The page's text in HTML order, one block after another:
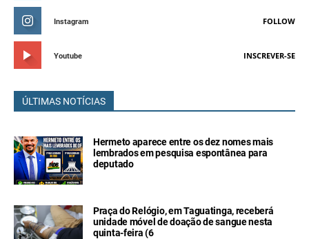
Instagram FOLLOW
Youtube INSCREVER-SE
ÚLTIMAS NOTÍCIAS
Hermeto aparece entre os dez nomes mais
lembrados em pesquisa espontânea para
deputado
Praça do Relógio, em Taguatinga, receberá
unidade móvel de doação de sangue nesta
quinta-feira (6